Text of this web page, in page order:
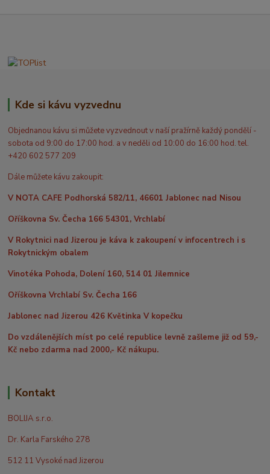
Kde si kávu vyzvednu
Objednanou kávu si můžete vyzvednout v naší pražírně každý pondělí -
sobota od 9:00 do 17:00 hod. a v neděli od 10:00 do 16:00 hod. tel.
+420 602 577 209
Dále můžete kávu zakoupit:
V NOTA CAFE Podhorská 582/11, 46601 Jablonec nad Nisou
Oříškovna Sv. Čecha 166 54301, Vrchlabí
V Rokytnici nad Jizerou je káva k zakoupení v infocentrech i s
Rokytnickým obalem
Vinotéka Pohoda, Dolení 160, 514 01 Jilemnice
Oříškovna Vrchlabí Sv. Čecha 166
Jablonec nad Jizerou 426 Květinka V kopečku
Do vzdálenějších míst po celé republice levně zašleme již od 59,-
Kč nebo zdarma nad 2000,- Kč nákupu.
Kontakt
BOLIJA s.r.o.
Dr. Karla Farského 278
512 11 Vysoké nad Jizerou